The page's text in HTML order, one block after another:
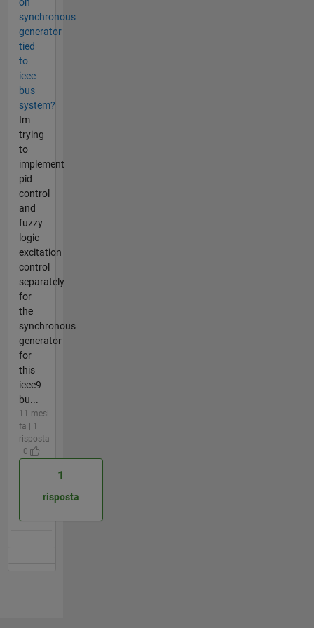
synchronous
generator
tied
to
ieee
bus
system?
Im
trying
to
implement
pid
control
and
fuzzy
logic
excitation
control
separately
for
the
synchronous
generator
for
this
ieee9
bu...
11 mesi
fa | 1
risposta
| 0
1
risposta